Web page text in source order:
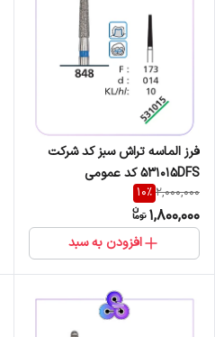
فرز الماسه تراش سبز کد شرکت
531015DFS کد عمومی
848/173/014
2,000,000
10%
1,800,000
افزودن به سبد